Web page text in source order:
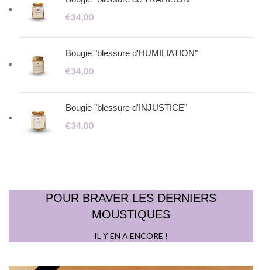
€34,00
Bougie "blessure d'HUMILIATION"
€34,00
Bougie "blessure d'INJUSTICE"
€34,00
POUR BRAVER LES DERNIERS
MOUSTIQUES
IL Y EN A ENCORE !